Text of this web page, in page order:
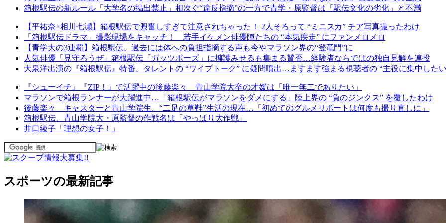
箱根駅伝の新ルール「大学名の掲出禁止」相次ぐ“違反指摘”の一方で青学・原監督は「駅伝文化の劣化」と不満
【平祐奈×相川七瀬】箱根駅伝で興奮しすぎて注意されちゃった！ 2人そろって “ミニスカ” チア写真撮ったわけ
「箱根駅伝ドラマ」撮影現場をキャッチ！ 若手イケメン俳優陣たちの “本気疾走” にファンメロメロ
【青学大の3連覇】箱根駅伝、過去には体への負担指摘する声も今やマラソン界の“登竜門”に
人気俳優「見守ろうぜ」箱根駅伝「ガッツポーズ」に擁護みせるも集まる賛否…経験者ならではの独自見解を連投
大泉洋出演の『箱根駅伝』特番、タレントの “ワイプトーク” に疑問噴出…ますます強まる視聴者の “主役に集中した
『シューイチ』『ZIP！』で活躍中の後藤楽々 青山学院大卒の才媛は「唯一無二でありたい」
マラソンで箱根ランナーが大躍進中…「箱根駅伝がマラソンをダメにする」陸上界の “負のジンクス” を覆したわけ
後藤楽々 キャスターと青山学院生、“二足の草鞋”生活の現在…「初めてのグルメリポートは何度も撮り直しに」
箱根駅伝、青山学院大・原監督の作戦名は「やっぱり大作戦」
井口綾子「理想の女子！」
スポーツの最新記事